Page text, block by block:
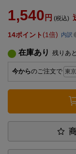
1,540 円 (税込)
14ポイント 1倍 内訳
在庫あり 残りあと
今からのご注文で